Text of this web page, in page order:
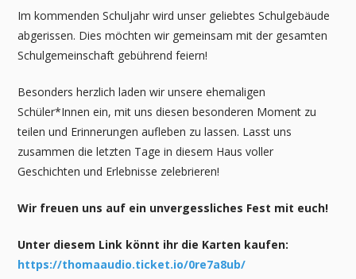
Im kommenden Schuljahr wird unser geliebtes Schulgebäude
abgerissen. Dies möchten wir gemeinsam mit der gesamten
Schulgemeinschaft gebührend feiern!
Besonders herzlich laden wir unsere ehemaligen
Schüler*Innen ein, mit uns diesen besonderen Moment zu
teilen und Erinnerungen aufleben zu lassen. Lasst uns
zusammen die letzten Tage in diesem Haus voller
Geschichten und Erlebnisse zelebrieren!
Wir freuen uns auf ein unvergessliches Fest mit euch!
Unter diesem Link könnt ihr die Karten kaufen:
https://thomaaudio.ticket.io/0re7a8ub/